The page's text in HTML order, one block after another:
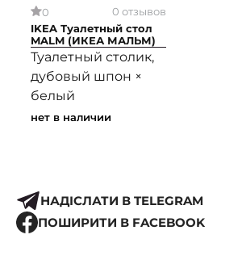
0
0 отзывов
IKEA Туалетный стол
MALM (ИКЕА МАЛЬМ)
Туалетный столик,
дубовый шпон ×
белый
нет в наличии
НАДІСЛАТИ В TELEGRAM
ПОШИРИТИ В FACEBOOK